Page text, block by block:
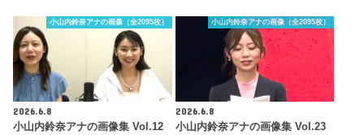
小山内鈴奈アナの画像（全2095枚）
2026.6.8
小山内鈴奈アナの画像集 Vol.12
小山内鈴奈アナの画像（全2095枚）
2026.6.8
小山内鈴奈アナの画像集 Vol.23